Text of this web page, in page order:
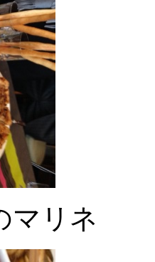
マリネ